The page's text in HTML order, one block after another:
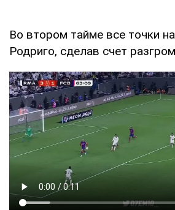
Во втором тайме все точки
Родриго, сделав счет